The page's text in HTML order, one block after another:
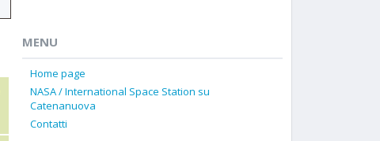
MENU
Home page
NASA / International Space Station su
Catenanuova
Contatti